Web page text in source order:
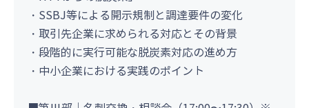
・SSBJ等による開示規制と調達要件の変化
・取引先企業に求められる対応とその背景
・段階的に実行可能な脱炭素対応の進め方
・中小企業における実践のポイント